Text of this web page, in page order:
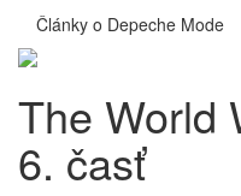
Články o Depeche Mode
The
6. časť